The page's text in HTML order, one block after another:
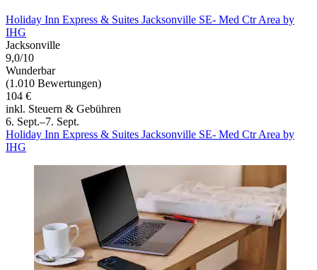
Holiday Inn Express & Suites Jacksonville SE- Med Ctr Area by
IHG
Jacksonville
9,0/10
Wunderbar
(1.010 Bewertungen)
104 €
inkl. Steuern & Gebühren
6. Sept.–7. Sept.
Holiday Inn Express & Suites Jacksonville SE- Med Ctr Area by
IHG